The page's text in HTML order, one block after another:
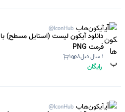
آیکون‌هاب @IconHub
دانلود آیکون لیست (استایل مسطح) با
فرمت PNG
1 سال قبل 8
1
رایگان
آیکون‌هاب @IconHub